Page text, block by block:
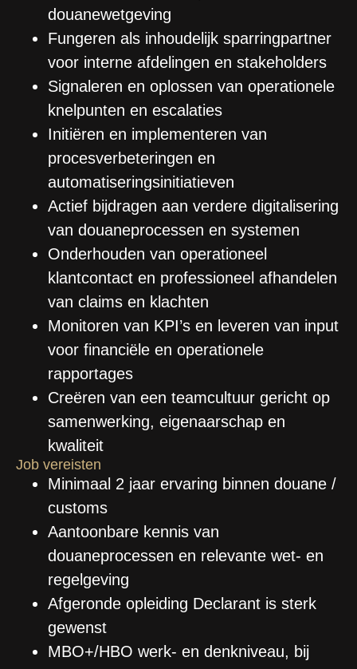
douanewetgeving
Fungeren als inhoudelijk sparringpartner
voor interne afdelingen en stakeholders
Signaleren en oplossen van operationele
knelpunten en escalaties
Initiëren en implementeren van
procesverbeteringen en
automatiseringsinitiatieven
Actief bijdragen aan verdere digitalisering
van douaneprocessen en systemen
Onderhouden van operationeel
klantcontact en professioneel afhandelen
van claims en klachten
Monitoren van KPI’s en leveren van input
voor financiële en operationele
rapportages
Creëren van een teamcultuur gericht op
samenwerking, eigenaarschap en
kwaliteit
Job vereisten
Minimaal 2 jaar ervaring binnen douane /
customs
Aantoonbare kennis van
douaneprocessen en relevante wet- en
regelgeving
Afgeronde opleiding Declarant is sterk
gewenst
MBO+/HBO werk- en denkniveau, bij